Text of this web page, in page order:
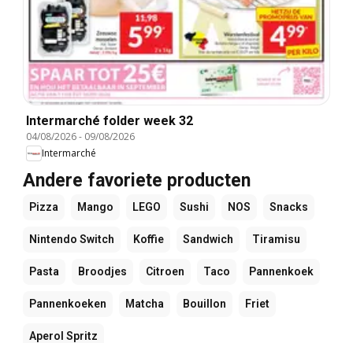
Intermarché folder week 32
04/08/2026- 09/08/2026
Intermarché
Andere favoriete producten
Pizza Mango LEGO Sushi NOS Snacks
Nintendo Switch Koffie Sandwich Tiramisu
Pasta Broodjes Citroen Taco Pannenkoek
Pannenkoeken Matcha Bouillon Friet
Aperol Spritz